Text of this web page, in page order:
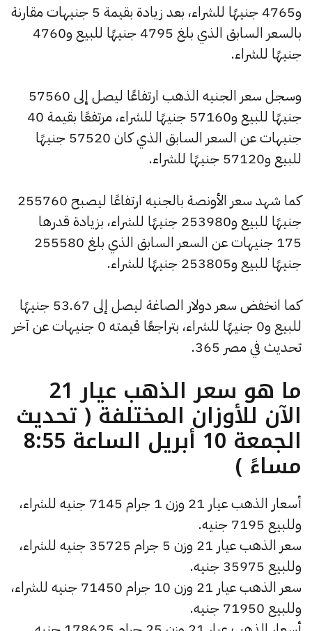
و4765 جنيهًا للشراء، بعد زيادة بقيمة 5 جنيهات مقارنة
بالسعر السابق الذي بلغ 4795 جنيهًا للبيع و4760
جنيهًا للشراء.
وسجل سعر الجنيه الذهب ارتفاعًا ليصل إلى 57560
جنيهًا للبيع و57160 جنيهًا للشراء، مرتفعًا بقيمة 40
جنيهات عن السعر السابق الذي كان 57520 جنيهًا
للبيع و57120 جنيهًا للشراء.
كما شهد سعر الأونصة بالجنيه ارتفاعًا ليصبح 255760
جنيهًا للبيع و253980 جنيهًا للشراء، بزيادة قدرها
175 جنيهات عن السعر السابق الذي بلغ 255580
جنيهًا للبيع و253805 جنيهًا للشراء.
كما انخفض سعر دولار الصاغة ليصل إلى 53.67 جنيهًا
للبيع و0 جنيهًا للشراء، بتراجعًا قيمته 0 جنيهات عن آخر
تحديث في مصر 365.
ما هو سعر الذهب عيار 21
الآن للأوزان المختلفة ( تحديث
الجمعة 10 أبريل الساعة 8:55
مساءً )
أسعار الذهب عيار 21 وزن 1 جرام 7145 جنيه للشراء،
وللبيع 7195 جنيه.
سعر الذهب عيار 21 وزن 5 جرام 35725 جنيه للشراء،
وللبيع 35975 جنيه.
سعر الذهب عيار 21 وزن 10 جرام 71450 جنيه للشراء،
وللبيع 71950 جنيه.